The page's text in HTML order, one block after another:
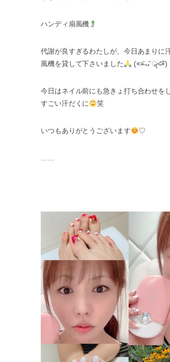
ハンディ扇風機
代謝が良すぎるわたしが、今日あまりに
風機を貸して下さいました
(⌯˃̶᷄ ᴗ̂ ॣ˂̶᷄⌯)
今日はネイル前にも急きょ打ち合わせを
すごい汗だくに
笑
いつもありがとうございます ♡